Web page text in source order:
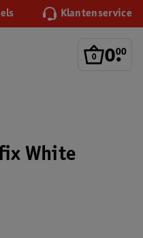
Klantenservice
0.
00
White